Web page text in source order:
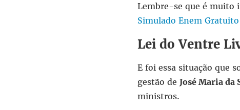
Lembre-se que é muito
Simulado Enem
Lei do Ventre
E foi essa situação que
gestão de José Maria da
ministros.